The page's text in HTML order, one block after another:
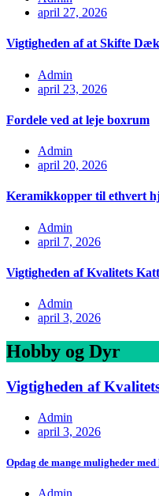
april 27, 2026
Vigtigheden af at Skifte
Admin
april 23, 2026
Fordele ved at leje boxrum
Admin
april 20, 2026
Keramikkopper til ethvert
Admin
april 7, 2026
Vigtigheden af Kvalitets
Admin
april 3, 2026
Hobby og Dyr
Vigtigheden af
Admin
april 3, 2026
Opdag de mange muligheder